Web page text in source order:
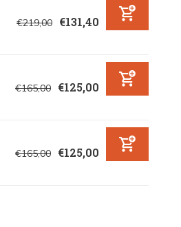
€219,00 €131,40
€165,00 €125,00
€165,00 €125,00